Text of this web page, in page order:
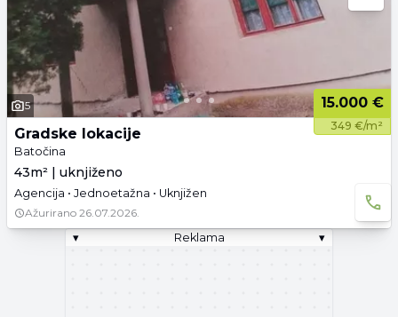
5 15.000 €
349 €/m²
Gradske lokacije
Batočina
43m² | uknjiženo
Agencija • Jednoetažna • Uknjižen
Ažurirano 26.07.2026.
▾
Reklama ▾